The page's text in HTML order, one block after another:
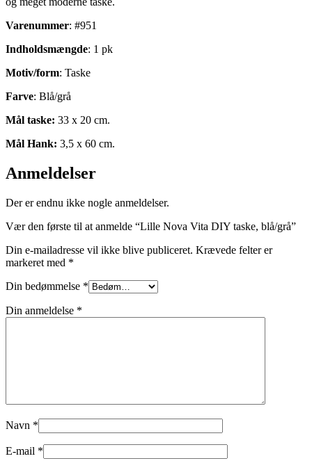
Varenummer: #951
Indholdsmængde: 1 pk
Motiv/form: Taske
Farve: Blå/grå
Mål taske: 33 x 20 cm.
Mål Hank: 3,5 x 60 cm.
Anmeldelser
Der er endnu ikke nogle anmeldelser.
Vær den første til at anmelde “Lille Nova Vita DIY taske, blå/grå”
Din e-mailadresse vil ikke blive publiceret. Krævede felter er
markeret med *
Din bedømmelse *
Din anmeldelse *
Navn *
E-mail *